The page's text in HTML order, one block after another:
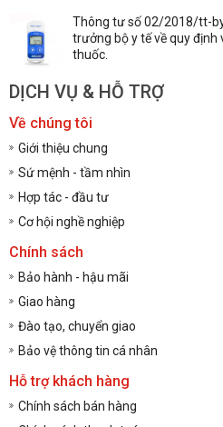
Thông tư số 02/2018/tt-
trưởng bộ y tế về quy định
thuốc.
DỊCH VỤ & HỖ TRỢ
Về chúng tôi
Giới thiệu chung
Sứ mệnh - tầm nhìn
Hợp tác - đầu tư
Cơ hội nghề nghiệp
Chính sách
Bảo hành - hậu mãi
Giao hàng
Đào tạo, chuyển giao
Bảo vệ thông tin cá nhân
Hỗ trợ khách hàng
Chính sách bán hàng